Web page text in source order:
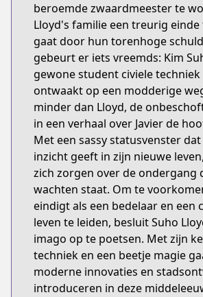
beroemde zwaardmeester te
Lloyd's familie een treurig
gaat door hun torenhoge
gebeurt er iets vreemds: Kim
gewone student civiele techniek
ontwaakt op een modderige
minder dan Lloyd, de
in een verhaal over Javier de
Met een sassy statusvenster
inzicht geeft in zijn nieuwe
zich zorgen over de ondergang
wachten staat. Om te
eindigt als een bedelaar en een
leven te leiden, besluit Suho
imago op te poetsen. Met zijn
techniek en een beetje magie
moderne innovaties en
introduceren in deze